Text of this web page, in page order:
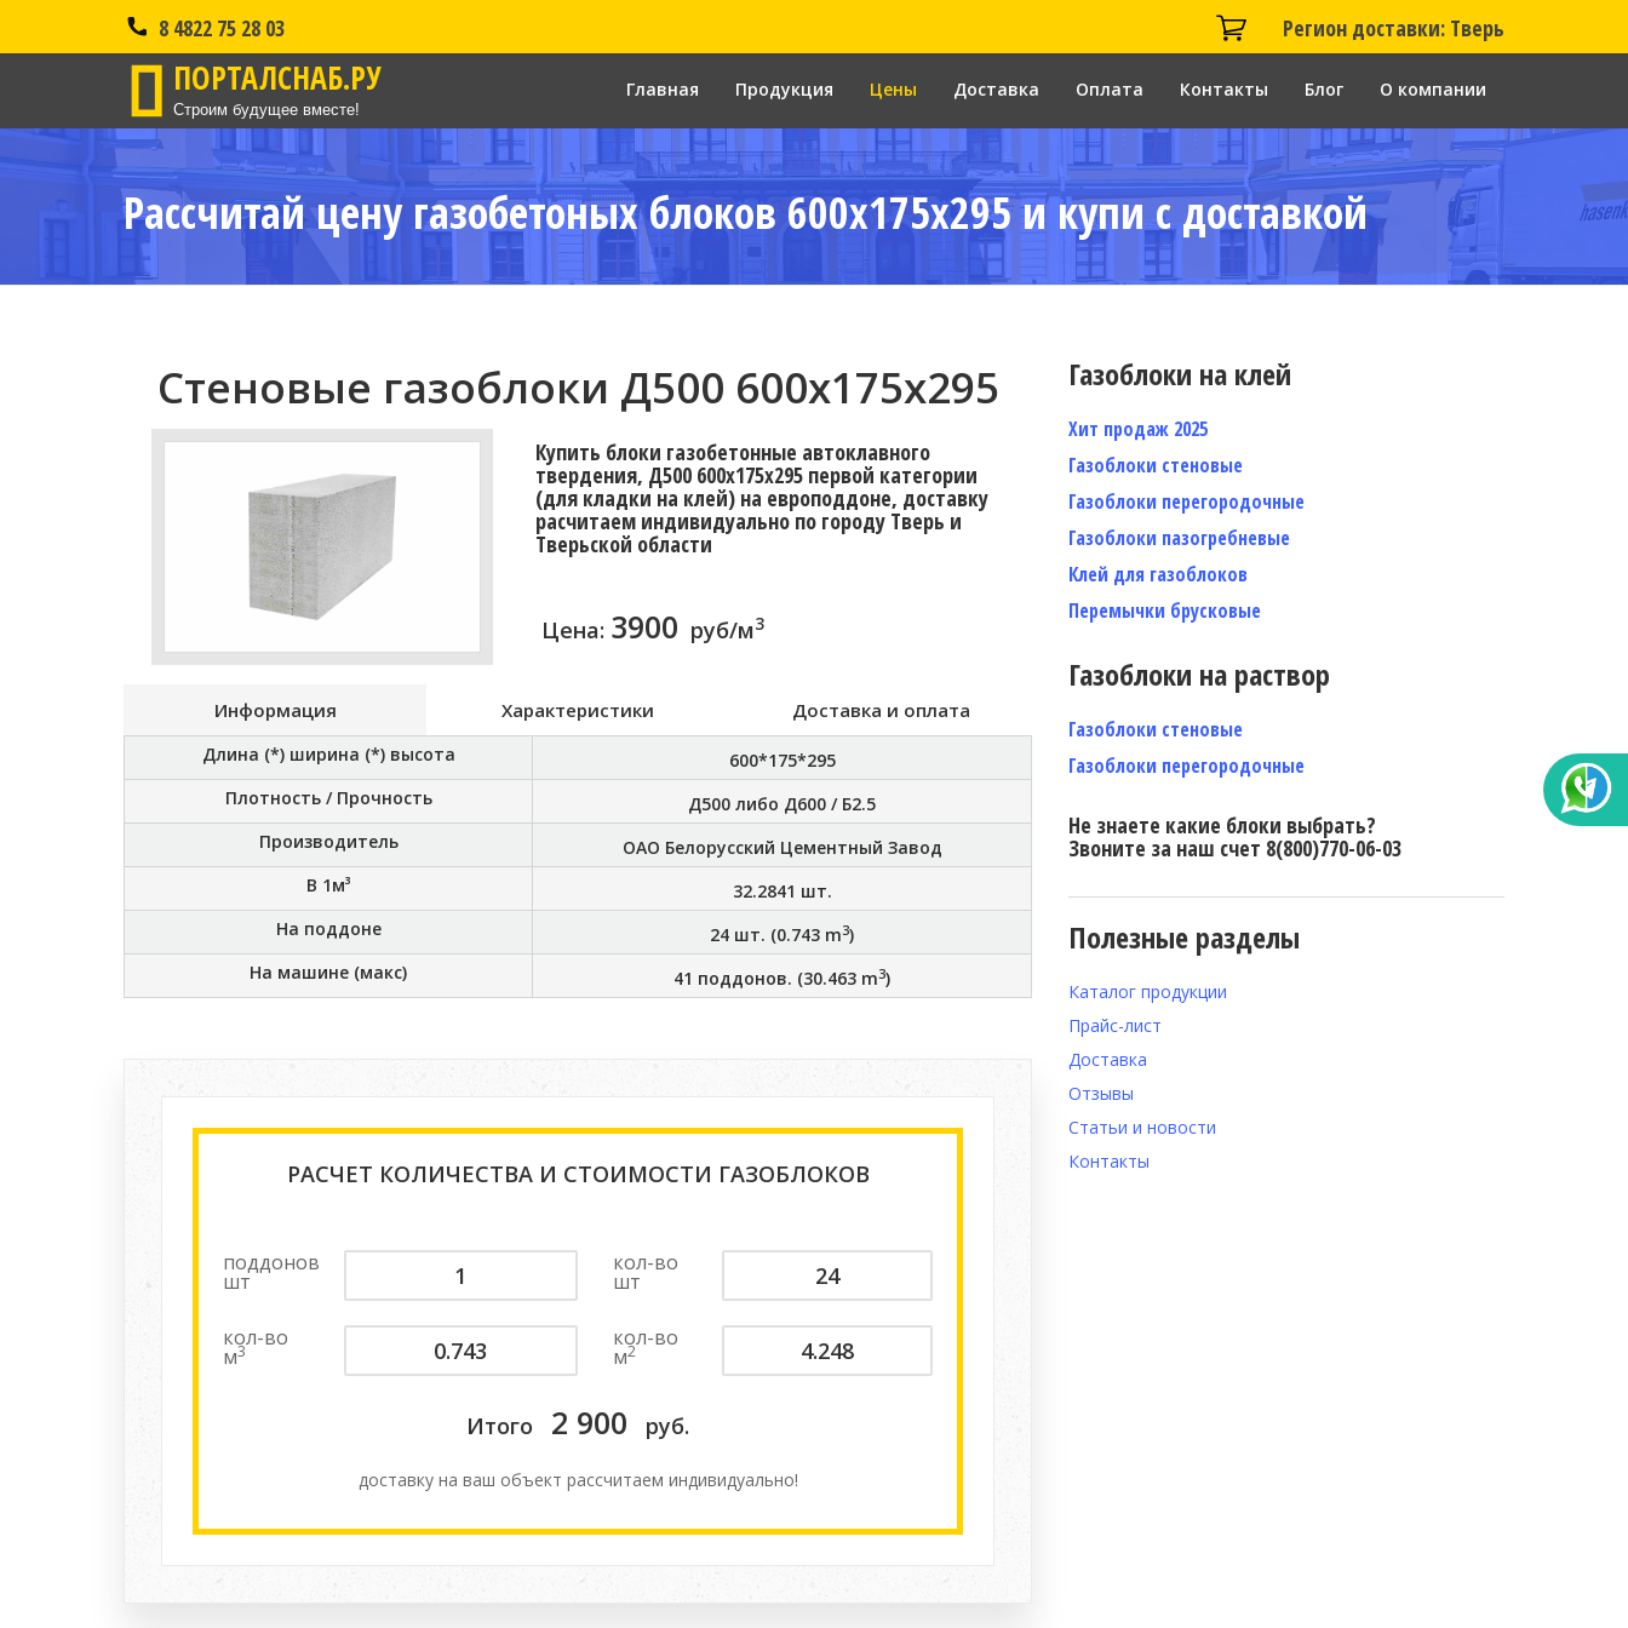
8 4822 75 28 03 Регион доставки: Тверь
ПОРТАЛСНАБ.РУ
Строим будущее вместе!
Главная Продукция Цены Доставка Оплата Контакты Блог О компании
Рассчитай цену газобетоных блоков 600x175x295 и купи с доставкой
Стеновые газоблоки Д500 600x175x295
Купить блоки газобетонные автоклавного
твердения, Д500 600x175x295 первой категории
(для кладки на клей) на европоддоне, доставку
расчитаем индивидуально по городу Тверь и
Тверьской области
Цена: 3900 руб/м3
Информация Характеристики Доставка и оплата
Длина (*) ширина (*) высота
600*175*295
Плотность / Прочность
Д500 либо Д600 / Б2.5
Производитель
ОАО Белорусский Цементный Завод
В 1м³
32.2841 шт.
На поддоне
24 шт. (0.743 m3)
На машине (макс)
41 поддонов. (30.463 m3)
РАСЧЕТ КОЛИЧЕСТВА И СТОИМОСТИ ГАЗОБЛОКОВ
поддонов
шт
кол-во
шт
кол-во
м3
кол-во
м2
Итого 2 900 руб.
доставку на ваш объект расcчитаем индивидуально!
Газоблоки на клей
Хит продаж 2025
Газоблоки стеновые
Газоблоки перегородочные
Газоблоки пазогребневые
Клей для газоблоков
Перемычки брусковые
Газоблоки на раствор
Газоблоки стеновые
Газоблоки перегородочные
Не знаете какие блоки выбрать?
Звоните за наш счет 8(800)770-06-03
Полезные разделы
Каталог продукции
Прайс-лист
Доставка
Отзывы
Статьи и новости
Контакты